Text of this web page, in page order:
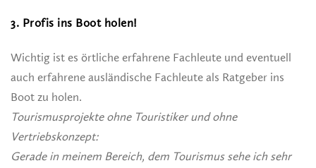
3. Profis ins Boot holen!
Wichtig ist es örtliche erfahrene Fachleute und eventuell
auch erfahrene ausländische Fachleute als Ratgeber ins
Boot zu holen.
Tourismusprojekte ohne Touristiker und ohne
Vertriebskonzept:
Gerade in meinem Bereich, dem Tourismus sehe ich sehr